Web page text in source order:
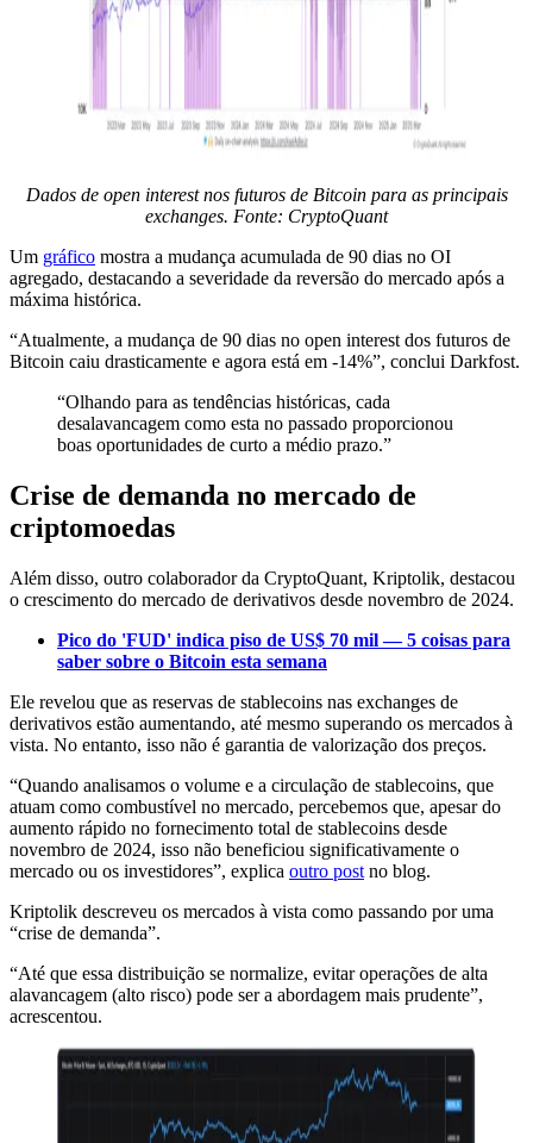
Dados de open interest nos futuros de Bitcoin para as principais
exchanges. Fonte: CryptoQuant
Um gráfico mostra a mudança acumulada de 90 dias no OI
agregado, destacando a severidade da reversão do mercado após a
máxima histórica.
“Atualmente, a mudança de 90 dias no open interest dos futuros de
Bitcoin caiu drasticamente e agora está em -14%”, conclui Darkfost.
“Olhando para as tendências históricas, cada
desalavancagem como esta no passado proporcionou
boas oportunidades de curto a médio prazo.”
Crise de demanda no mercado de
criptomoedas
Além disso, outro colaborador da CryptoQuant, Kriptolik, destacou
o crescimento do mercado de derivativos desde novembro de 2024.
Pico do 'FUD' indica piso de US$ 70 mil — 5 coisas para
saber sobre o Bitcoin esta semana
Ele revelou que as reservas de stablecoins nas exchanges de
derivativos estão aumentando, até mesmo superando os mercados à
vista. No entanto, isso não é garantia de valorização dos preços.
“Quando analisamos o volume e a circulação de stablecoins, que
atuam como combustível no mercado, percebemos que, apesar do
aumento rápido no fornecimento total de stablecoins desde
novembro de 2024, isso não beneficiou significativamente o
mercado ou os investidores”, explica outro post no blog.
Kriptolik descreveu os mercados à vista como passando por uma
“crise de demanda”.
“Até que essa distribuição se normalize, evitar operações de alta
alavancagem (alto risco) pode ser a abordagem mais prudente”,
acrescentou.